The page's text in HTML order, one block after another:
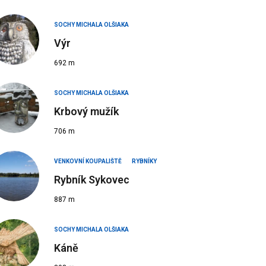
SOCHY MICHALA OLŠIAKA
Výr
692 m
SOCHY MICHALA OLŠIAKA
Krbový mužík
706 m
VENKOVNÍ KOUPALIŠTĚ RYBNÍKY
Rybník Sykovec
887 m
SOCHY MICHALA OLŠIAKA
Káně